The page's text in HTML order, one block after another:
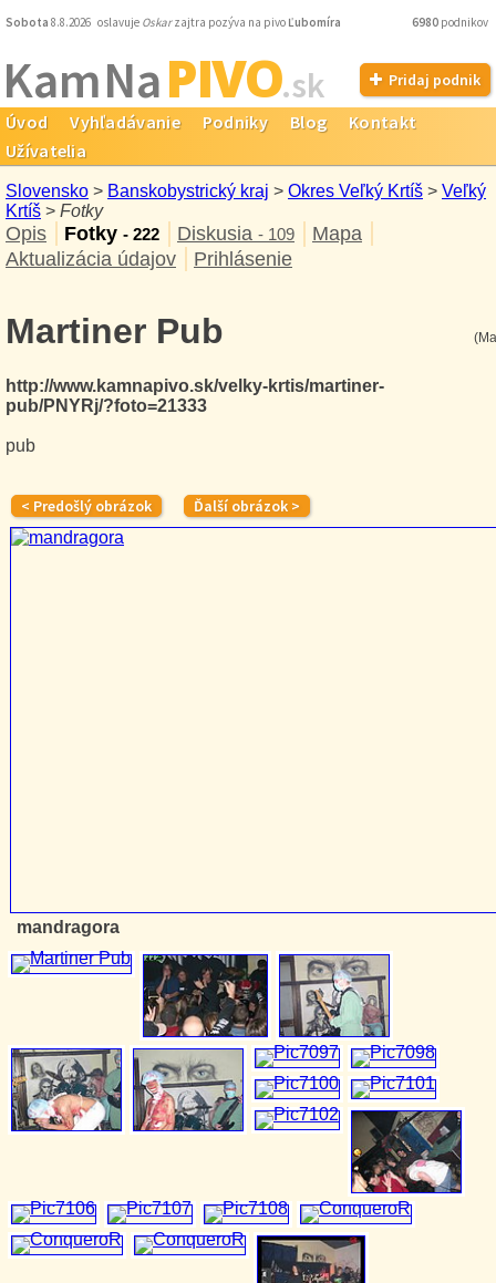
Sobota 8.8.2026 oslavuje Oskarzajtra pozýva na pivo Ľubomíra 6980 podnikov
Kam NaPIVO.sk Pridaj podnik
Úvod Vyhľadávanie Podniky Blog
Kontakt
Užívatelia
Slovensko > Banskobystrický kraj > Okres Veľký Krtíš > Veľký
Krtíš > Fotky
Opis Fotky - 222 Diskusia - 109
Mapa
Aktualizácia údajov
Prihlásenie
Martiner Pub
http://www.kamnapivo.sk/velky-krtis/martiner-
pub/PNYRj/?foto=21333
pub
mandragora